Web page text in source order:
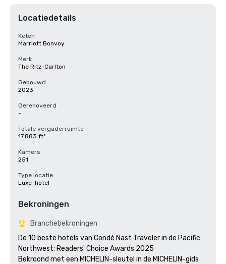
Locatiedetails
Keten
Marriott Bonvoy
Merk
The Ritz-Carlton
Gebouwd
2023
Gerenoveerd
-
Totale vergaderruimte
17.883 ft²
Kamers
251
Type locatie
Luxe-hotel
Bekroningen
Branchebekroningen
De 10 beste hotels van Condé Nast Traveler in de Pacific
Northwest: Readers' Choice Awards 2025
Bekroond met een MICHELIN-sleutel in de MICHELIN-gids